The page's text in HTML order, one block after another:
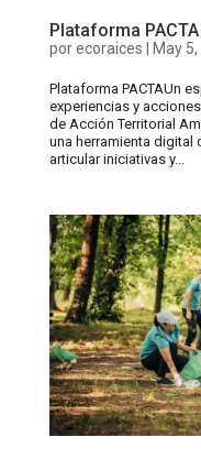
Plataforma PACTA
porecoraices | May 5,
Plataforma PACTAUn
experiencias y
de Acción Territorial
una herramienta digital
articular iniciativas y...